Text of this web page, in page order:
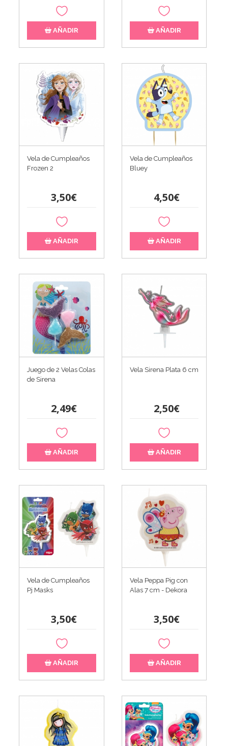
AÑADIR AÑADIR
Vela de Cumpleaños
Frozen 2
3,50€
AÑADIR
Vela de Cumpleaños
Bluey
4,50€
AÑADIR
Juego de 2 Velas Colas
de Sirena
2,49€
AÑADIR
Vela Sirena Plata 6 cm
2,50€
AÑADIR
Vela de Cumpleaños
Pj Masks
3,50€
AÑADIR
Vela Peppa Pig con
Alas 7 cm - Dekora
3,50€
AÑADIR